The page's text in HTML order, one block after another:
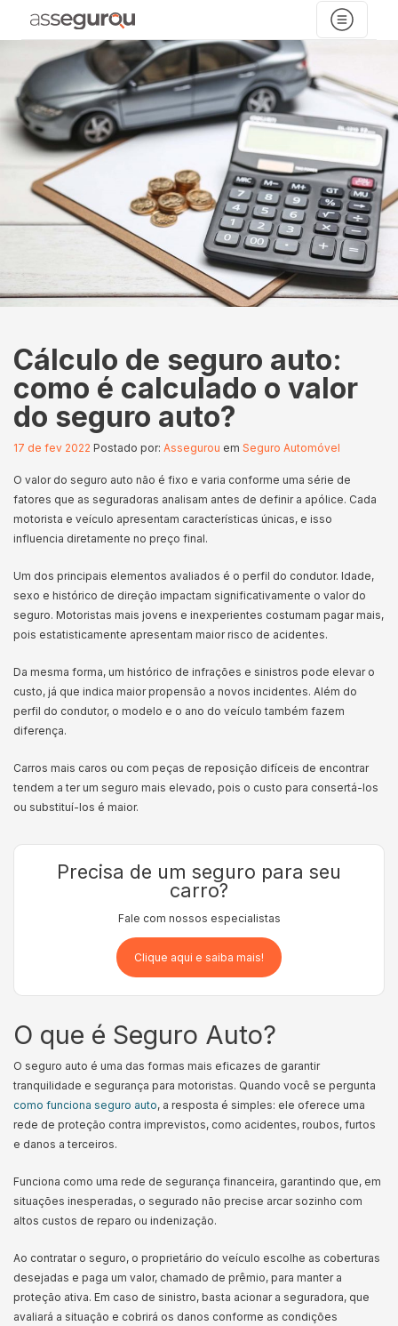
Cálculo de seguro auto:
como é calculado o valor
do seguro auto?
17 de fev 2022 Postado por: Assegurou em Seguro Automóvel
O valor do seguro auto não é fixo e varia conforme uma série de
fatores que as seguradoras analisam antes de definir a apólice. Cada
motorista e veículo apresentam características únicas, e isso
influencia diretamente no preço final.
Um dos principais elementos avaliados é o perfil do condutor. Idade,
sexo e histórico de direção impactam significativamente o valor do
seguro. Motoristas mais jovens e inexperientes costumam pagar mais,
pois estatisticamente apresentam maior risco de acidentes.
Da mesma forma, um histórico de infrações e sinistros pode elevar o
custo, já que indica maior propensão a novos incidentes. Além do
perfil do condutor, o modelo e o ano do veículo também fazem
diferença.
Carros mais caros ou com peças de reposição difíceis de encontrar
tendem a ter um seguro mais elevado, pois o custo para consertá-los
ou substituí-los é maior.
Precisa de um seguro para seu
carro?
Fale com nossos especialistas
Clique aqui e saiba mais!
O que é Seguro Auto?
O seguro auto é uma das formas mais eficazes de garantir
tranquilidade e segurança para motoristas. Quando você se pergunta
como funciona seguro auto, a resposta é simples: ele oferece uma
rede de proteção contra imprevistos, como acidentes, roubos, furtos
e danos a terceiros.
Funciona como uma rede de segurança financeira, garantindo que, em
situações inesperadas, o segurado não precise arcar sozinho com
altos custos de reparo ou indenização.
Ao contratar o seguro, o proprietário do veículo escolhe as coberturas
desejadas e paga um valor, chamado de prêmio, para manter a
proteção ativa. Em caso de sinistro, basta acionar a seguradora, que
avaliará a situação e cobrirá os danos conforme as condições